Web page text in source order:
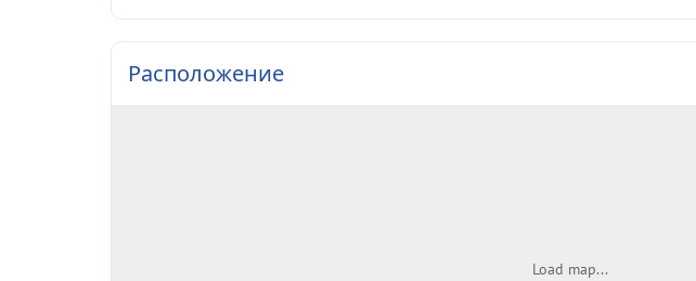
Расположение
Load map...